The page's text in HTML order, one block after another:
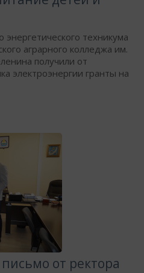
энергетического техникума
аграрного колледжа им.
получили от
электроэнергии гранты на
от ректора